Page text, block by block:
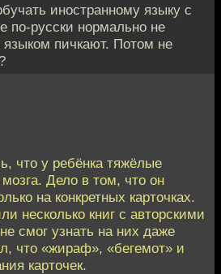
иностранному языку с
по-русски нормально не
языком пичкают. Потом не
что у ребёнка тяжёлые
Дело в том, что он
на конкретных карточках.
несколько книг с авторскими
смог узнать на них даже
что «жираф», «бегемот» и
карточек.